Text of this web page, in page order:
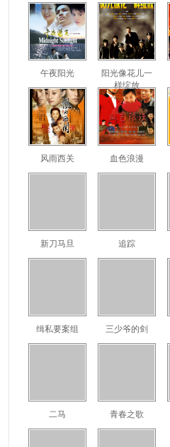
午夜阳光
阳光像花儿一
样绽放
风雨西关 血色浪漫
新刀马旦 追踪
缉私要案组 三少爷的剑
二马 青春之歌